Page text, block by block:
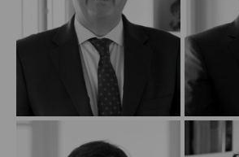
Legal Update
News and Articles